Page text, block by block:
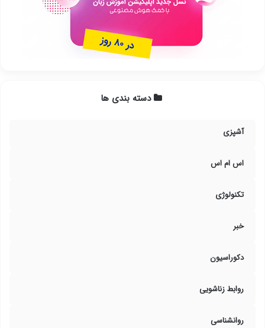
دسته بندی ها
آشپزی
اس ام اس
تکنولوژی
خبر
دکوراسیون
روابط زناشویی
روانشناسی